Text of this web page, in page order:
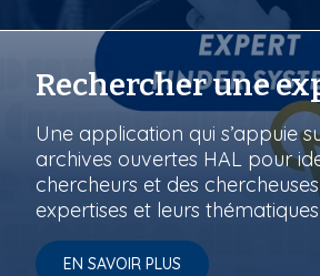
Rechercher une
Une application qui s’appuie
archives ouvertes HAL pour
chercheurs et des
expertises et leurs
EN SAVOIR PLUS